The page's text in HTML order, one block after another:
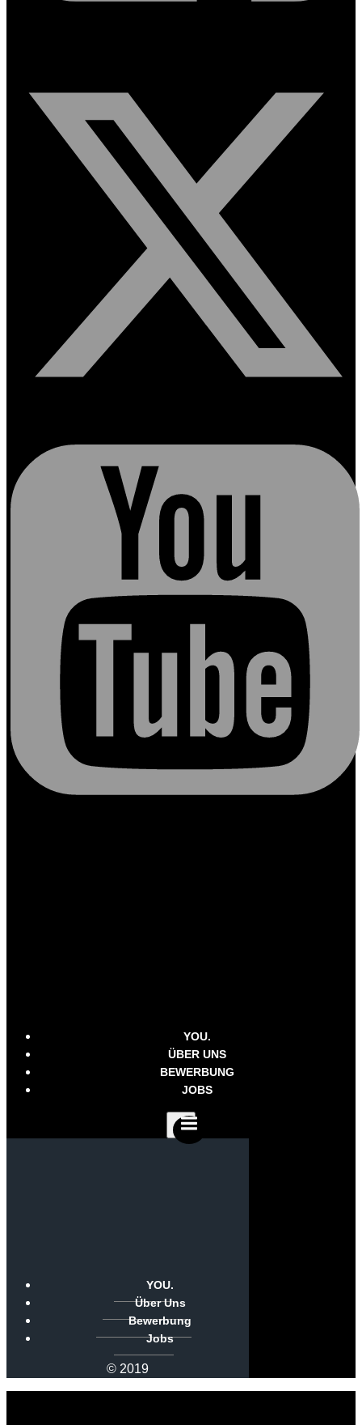
YOU.
ÜBER UNS
BEWERBUNG
JOBS
YOU.
Über Uns
Bewerbung
Jobs
© 2019